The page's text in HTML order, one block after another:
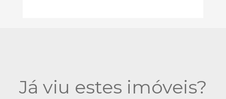
Já viu estes imóveis?